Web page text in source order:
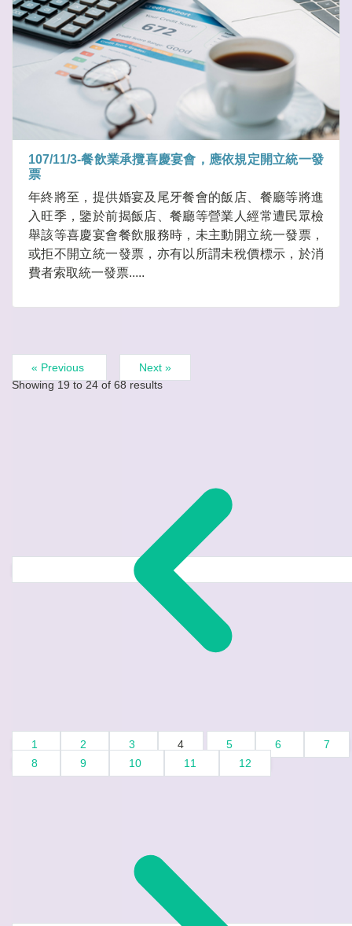
107/11/3-餐飲業承攬喜慶宴會，應依規定開立統一發
票
年終將至，提供婚宴及尾牙餐會的飯店、餐廳等將進
入旺季，鑒於前揭飯店、餐廳等營業人經常遭民眾檢
舉該等喜慶宴會餐飲服務時，未主動開立統一發票，
或拒不開立統一發票，亦有以所謂未稅價標示，於消
費者索取統一發票.....
« Previous
Next »
Showing 19 to 24 of 68 results
1 2 3 4 5 6
7
8
9 10 11 12